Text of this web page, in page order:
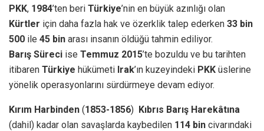
PKK, 1984’ten beri Türkiye’nin en büyük azınlığı olan
Kürtler için daha fazla hak ve özerklik talep ederken 33 bin
500 ile 45 bin arası insanın öldüğü tahmin ediliyor.
Barış Süreci ise Temmuz 2015’te bozuldu ve bu tarihten
itibaren Türkiye hükümeti Irak’ın kuzeyindeki PKK üslerine
yönelik operasyonlarını sürdürmeye devam ediyor.
Kırım Harbinden (1853-1856) Kıbrıs Barış Harekâtına
(dahil) kadar olan savaşlarda kaybedilen 114 bin civarındaki